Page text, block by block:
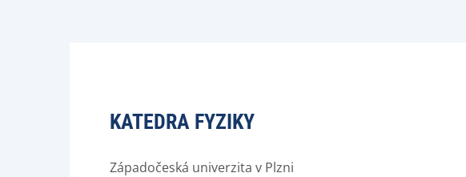
KATEDRA FYZIKY
Západočeská univerzita v Plzni